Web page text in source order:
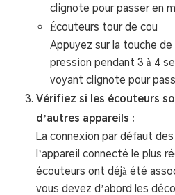
clignote pour passer en
Écouteurs tour de cou
Appuyez sur la touche
pression pendant 3 à 4
voyant clignote pour
Vérifiez si les écouteurs
d’autres appareils :
La connexion par défaut
l’appareil connecté le plus
écouteurs ont déjà été
vous devez d’abord les